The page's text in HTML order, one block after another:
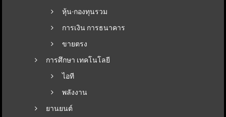
หุ้น-กองทุนรวม
การเงิน การธนาคาร
ขายตรง
การศึกษา เทคโนโลยี
ไอที
พลังงาน
ยานยนต์